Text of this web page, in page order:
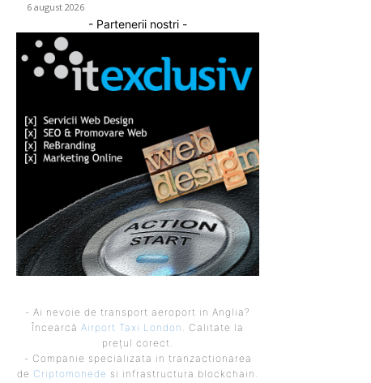
6 august 2026
- Partenerii nostri -
- Ai nevoie de transport aeroport in Anglia?
Încearcă Airport Taxi London . Calitate la
prețul corect.
- Companie specializata in tranzactionarea
de Criptomonede si infrastructura blockchain.